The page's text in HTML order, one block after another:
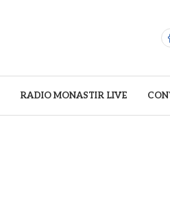
RADIO MONASTIR LIVE